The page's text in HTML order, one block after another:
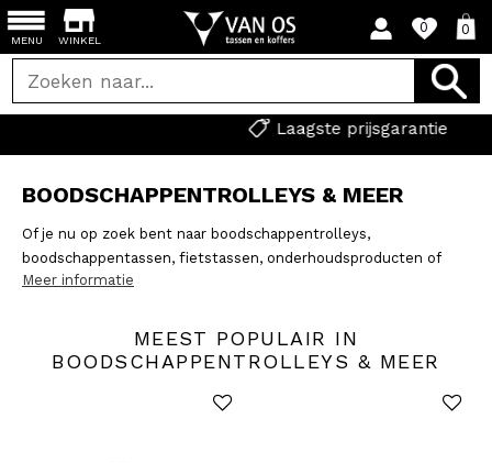
WINKEL
0 0
Laagste prijsgarantie
MENU
BOODSCHAPPENTROLLEYS & MEER
Of je nu op zoek bent naar boodschappentrolleys,
boodschappentassen, fietstassen, onderhoudsproducten of
cadeaubonnen, je vindt het hier. Mocht je in deze categorie
zoekbalk of neem contact op met onze klantenservice via de
mail of telefoon. Ze helpen je graag verder!
Meer informatie
MEEST POPULAIR IN
BOODSCHAPPENTROLLEYS & MEER